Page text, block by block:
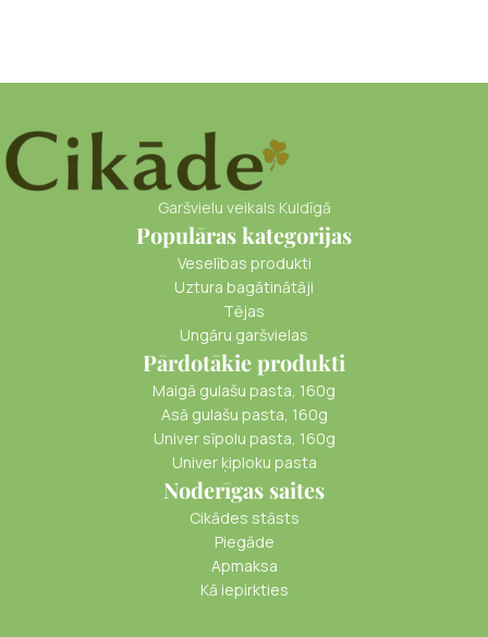
Garšvielu veikals Kuldīgā
Populāras kategorijas
Veselības produkti
Uztura bagātinātāji
Tējas
Ungāru garšvielas
Pārdotākie produkti
Maigā gulašu pasta, 160g
Asā gulašu pasta, 160g
Univer sīpolu pasta, 160g
Univer ķiploku pasta
Noderīgas saites
Cikādes stāsts
Piegāde
Apmaksa
Kā iepirkties